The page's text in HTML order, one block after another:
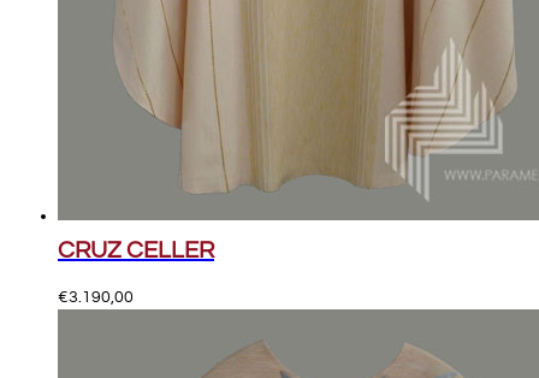
CRUZ CELLER
€3.190,00